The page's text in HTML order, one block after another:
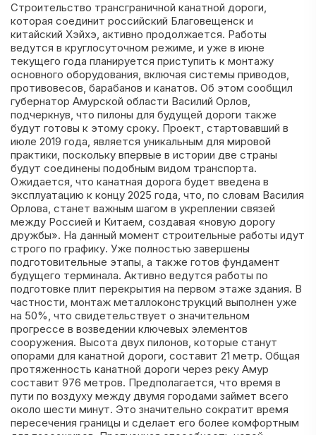
Строительство трансграничной канатной дороги,
которая соединит российский Благовещенск и
китайский Хэйхэ, активно продолжается. Работы
ведутся в круглосуточном режиме, и уже в июне
текущего года планируется приступить к монтажу
основного оборудования, включая системы приводов,
противовесов, барабанов и канатов. Об этом сообщил
губернатор Амурской области Василий Орлов,
подчеркнув, что пилоны для будущей дороги также
будут готовы к этому сроку. Проект, стартовавший в
июле 2019 года, является уникальным для мировой
практики, поскольку впервые в истории две страны
будут соединены подобным видом транспорта.
Ожидается, что канатная дорога будет введена в
эксплуатацию к концу 2025 года, что, по словам Василия
Орлова, станет важным шагом в укреплении связей
между Россией и Китаем, создавая «новую дорогу
дружбы». На данный момент строительные работы идут
строго по графику. Уже полностью завершены
подготовительные этапы, а также готов фундамент
будущего терминала. Активно ведутся работы по
подготовке плит перекрытия на первом этаже здания. В
частности, монтаж металлоконструкций выполнен уже
на 50%, что свидетельствует о значительном
прогрессе в возведении ключевых элементов
сооружения. Высота двух пилонов, которые станут
опорами для канатной дороги, составит 21 метр. Общая
протяженность канатной дороги через реку Амур
составит 976 метров. Предполагается, что время в
пути по воздуху между двумя городами займет всего
около шести минут. Это значительно сократит время
пересечения границы и сделает его более комфортным